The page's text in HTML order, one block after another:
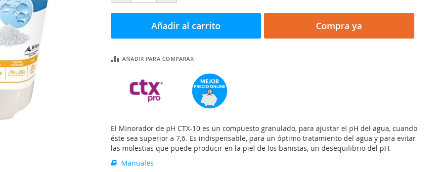
Añadir al carrito Compra ya
AÑADIR PARA COMPARAR
El Minorador de pH CTX-10 es un compuesto granulado, para ajustar el pH del agua, cuando
éste sea superior a 7,6. Es indispensable, para un óptimo tratamiento del agua y para evitar
las molestias que puede producir en la piel de los bañistas, un desequilibrio del pH.
Manuales